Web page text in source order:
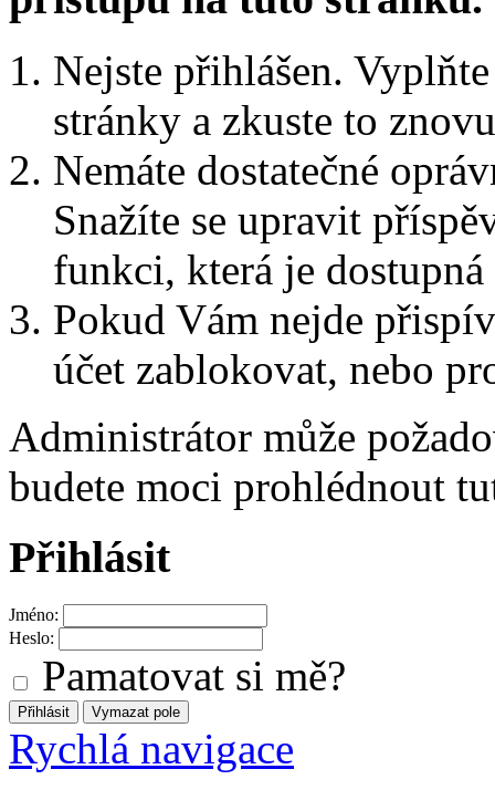
Nejste přihlášen.
stránky a zkuste to
Nemáte dostatečné
Snažíte se upravit
funkci, která je
Pokud Vám nejde
účet zablokovat, nebo
Administrátor může
budete moci prohlédnout
Přihlásit
Jméno:
Heslo:
Pamatovat si mě?
Rychlá navigace